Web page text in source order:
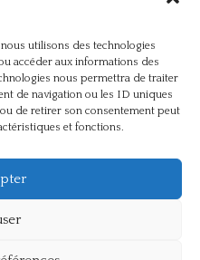
utilisons des technologies
accéder aux informations des
nous permettra de traiter
de navigation ou les ID uniques
de retirer son consentement peut
et fonctions.
Déportation
médias(750)